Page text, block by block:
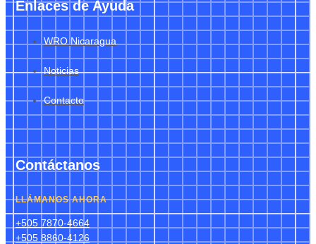
Enlaces de Ayuda
WRO Nicaragua
Noticias
Contacto
Contáctanos
LLÁMANOS AHORA
+505 7870-4664
+505 8860-4126